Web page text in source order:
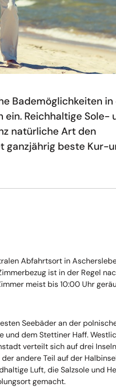
Bademöglichkeiten in
Reichhaltige Sole-
natürliche Art den
ganzjährig beste Kur-
Abfahrtsort in
ist in der Regel
meist bis 10:00 Uhr
Seebäder an der
und dem Stettiner Haff.
verteilt sich auf drei
andere Teil auf der
Luft, die Salzsole und
gemacht.